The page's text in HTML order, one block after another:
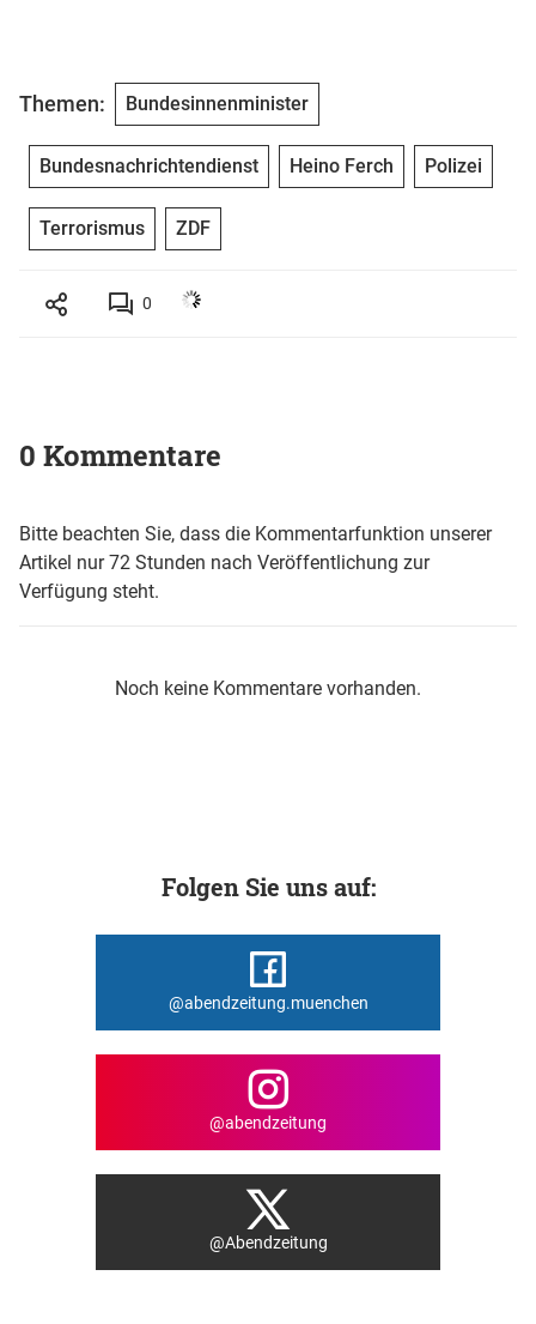
Themen: Bundesinnenminister
Bundesnachrichtendienst Heino Ferch Polizei
Terrorismus ZDF
0
0 Kommentare
Bitte beachten Sie, dass die Kommentarfunktion unserer
Artikel nur 72 Stunden nach Veröffentlichung zur
Verfügung steht.
Noch keine Kommentare vorhanden.
Folgen Sie uns auf:
@abendzeitung.muenchen
@abendzeitung
@Abendzeitung